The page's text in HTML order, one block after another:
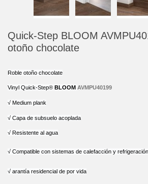
Quick-Step BLOOM
otoño chocolate
Roble otoño chocolate
Vinyl Quick-Step® BLOOM AVMPU40199
√ Medium plank
√ Capa de subsuelo acoplada
√ Resistente al agua
√ Compatible con sistemas de calefacción y
√ arantía residencial de por vida